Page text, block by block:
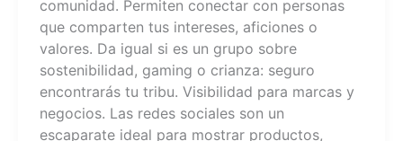
comunidad. Permiten conectar con personas
que comparten tus intereses, aficiones o
valores. Da igual si es un grupo sobre
sostenibilidad, gaming o crianza: seguro
encontrarás tu tribu. Visibilidad para marcas y
negocios. Las redes sociales son un
escaparate ideal para mostrar productos,